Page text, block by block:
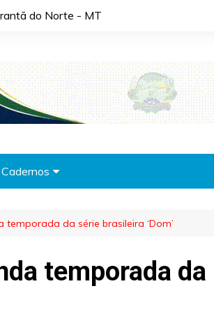
do Norte - MT
Cadernos
Automóveis
Cidades
da série brasileira ‘Dom’
temporada da